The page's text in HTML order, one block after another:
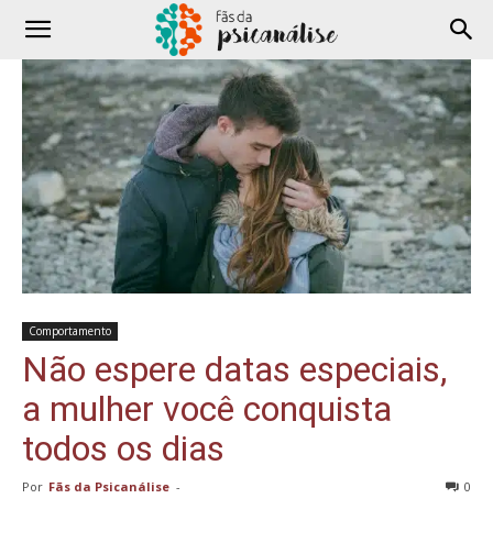
Comportamento
Não espere datas especiais,
a mulher você conquista
todos os dias
Por Fãs da Psicanálise - 0